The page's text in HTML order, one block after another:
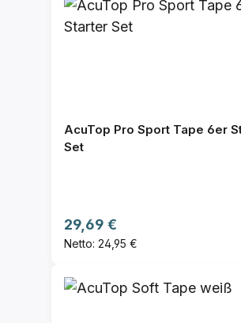
AcuTop Pro Sport Tape 6er
Set
Regulärer Preis:
29,69 €
Netto: 24,95 €